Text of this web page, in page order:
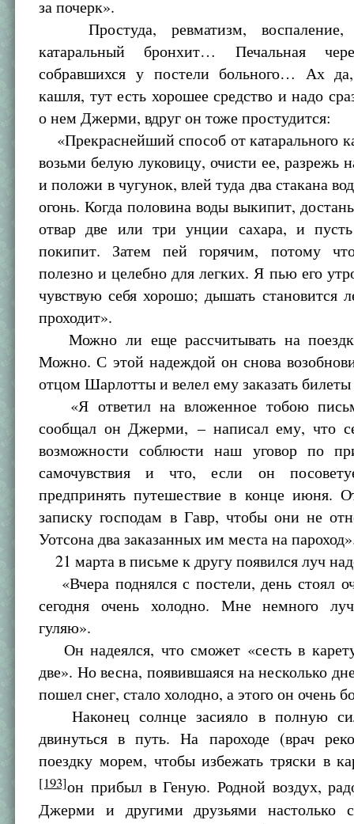
за почерк».
Простуда, ревматизм, воспаление,
катаральный бронхит… Печальная
собравшихся у постели больного… Ах
кашля, тут есть хорошее средство и надо
о нем Джерми, вдруг он тоже простудится:
«Прекраснейший способ от катарального
возьми белую луковицу, очисти ее, разрежь
и положи в чугунок, влей туда два стакана
огонь. Когда половина воды выкипит,
отвар две или три унции сахара, и
покипит. Затем пей горячим, потому
полезно и целебно для легких. Я пью его
чувствую себя хорошо; дышать становится
проходит».
Можно ли еще рассчитывать на
Можно. С этой надеждой он снова
отцом Шарлотты и велел ему заказать билеты
«Я ответил на вложенное тобою
сообщал он Джерми, – написал ему, что
возможности соблюсти наш уговор по
самочувствия и что, если он
предпринять путешествие в конце июня.
записку господам в Гавр, чтобы они не
Уотсона два заказанных им места на
21 марта в письме к другу появился луч
«Вчера поднялся с постели, день стоял
сегодня очень холодно. Мне немного
гуляю».
Он надеялся, что сможет «сесть в
две». Но весна, появившаяся на несколько
пошел снег, стало холодно, а этого он очень
Наконец солнце засияло в полную
двинуться в путь. На пароходе (врач
поездку морем, чтобы избежать тряски в
[193]он прибыл в Геную. Родной воздух,
Джерми и другими друзьями настолько